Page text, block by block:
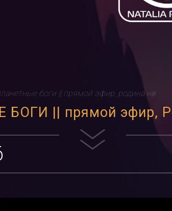
боги || прямой эфир, родина нв
|| прямой эфир,